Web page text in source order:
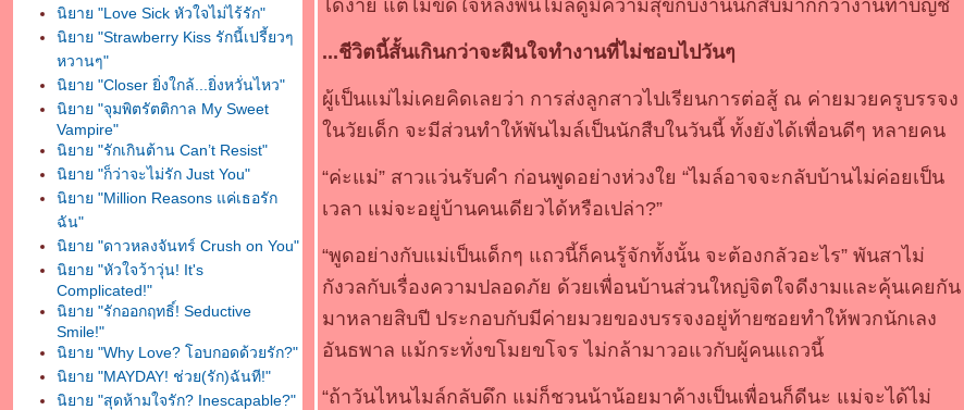
นิยาย "Love Sick หัวใจไม่ไร้รัก"
นิยาย "Strawberry Kiss รักนี้เปรี้ยวๆ
หวานๆ"
นิยาย "Closer ยิ่งใกล้...ยิ่งหวั่นไหว"
นิยาย "จุมพิตรัตติกาล My Sweet
Vampire"
นิยาย "รักเกินต้าน Can’t Resist"
นิยาย "ก็ว่าจะไม่รัก Just You"
นิยาย "Million Reasons แค่เธอรัก
ฉัน"
นิยาย "ดาวหลงจันทร์ Crush on You"
นิยาย "หัวใจว้าวุ่น! It's
Complicated!"
นิยาย "รักออกฤทธิ์! Seductive
Smile!"
นิยาย "Why Love? โอบกอดด้วยรัก?"
นิยาย "MAYDAY! ช่วย(รัก)ฉันที!"
นิยาย "สุดห้ามใจรัก? Inescapable?"
ได้ง่าย แต่ไม่ขัดใจหลังพันไมล์ดูมีความสุขกับงานนักสืบมากกว่างานทำบัญชี
...ชีวิตนี้สั้นเกินกว่าจะฝืนใจทำงานที่ไม่ชอบไปวันๆ
ผู้เป็นแม่ไม่เคยคิดเลยว่า การส่งลูกสาวไปเรียนการต่อสู้ ณ ค่ายมวยครูบรรจง
นวัยเด็ก จะมีส่วนทำให้พันไมล์เป็นนักสืบในวันนี้ ทั้งยังได้เพื่อนดีๆ หลายคน
“ค่ะแม่” สาวแว่นรับคำ ก่อนพูดอย่างห่วงใย “ไมล์อาจจะกลับบ้านไม่ค่อยเป็น
เวลา แม่จะอยู่บ้านคนเดียวได้หรือเปล่า?”
“พูดอย่างกับแม่เป็นเด็กๆ แถวนี้ก็คนรู้จักทั้งนั้น จะต้องกลัวอะไร” พันสาไม่
กังวลกับเรื่องความปลอดภัย ด้วยเพื่อนบ้านส่วนใหญ่จิตใจดีงามและคุ้นเคยกัน
มาหลายสิบปี ประกอบกับมีค่ายมวยของบรรจงอยู่ท้ายซอยทำให้พวกนักเลง
อันธพาล แม้กระทั่งขโมยขโจร ไม่กล้ามาวอแวกับผู้คนแถวนี้
“ถ้าวันไหนไมล์กลับดึก แม่ก็ชวนน้าน้อยมาค้างเป็นเพื่อนก็ดีนะ แม่จะได้ไม่